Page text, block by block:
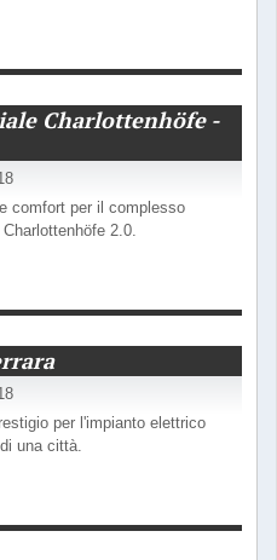
Charlottenhöfe -
comfort per il complesso
2.0.
per l'impianto elettrico
una città.